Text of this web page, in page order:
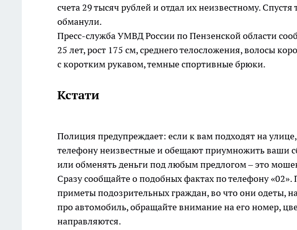
счета 29 тысяч рублей и отдал их неизвестному.
обманули.
Пресс-служба УМВД России по Пензенской области
25 лет, рост 175 см, среднего телосложения, волосы
с коротким рукавом, темные спортивные брюки.
Кстати
Полиция предупреждает: если к вам подходят на
телефону неизвестные и обещают приумножить ваши
или обменять деньги под любым предлогом – это
Сразу сообщайте о подобных фактах по телефону
приметы подозрительных граждан, во что они одеты,
про автомобиль, обращайте внимание на его номер,
направляются.